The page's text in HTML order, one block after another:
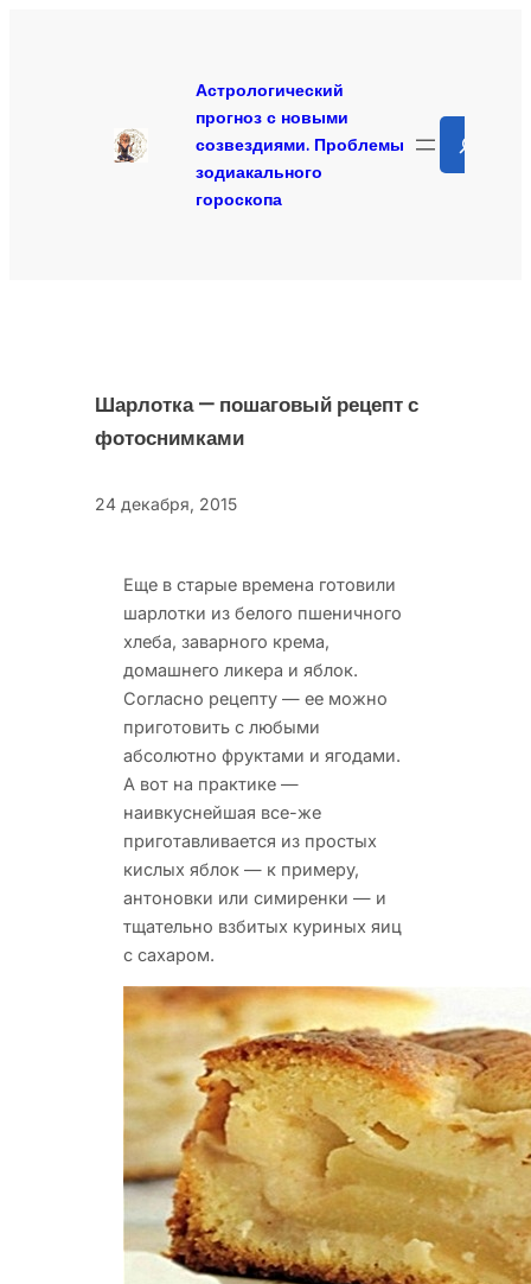
Астрологический
прогноз с новыми
созвездиями. Проблемы
зодиакального
гороскопа
Шарлотка — пошаговый рецепт с
фотоснимками
24 декабря, 2015
Еще в старые времена готовили
шарлотки из белого пшеничного
хлеба, заварного крема,
домашнего ликера и яблок.
Согласно рецепту — ее можно
приготовить с любыми
абсолютно фруктами и ягодами.
А вот на практике —
наивкуснейшая все-же
приготавливается из простых
кислых яблок — к примеру,
антоновки или симиренки — и
тщательно взбитых куриных яиц
с сахаром.